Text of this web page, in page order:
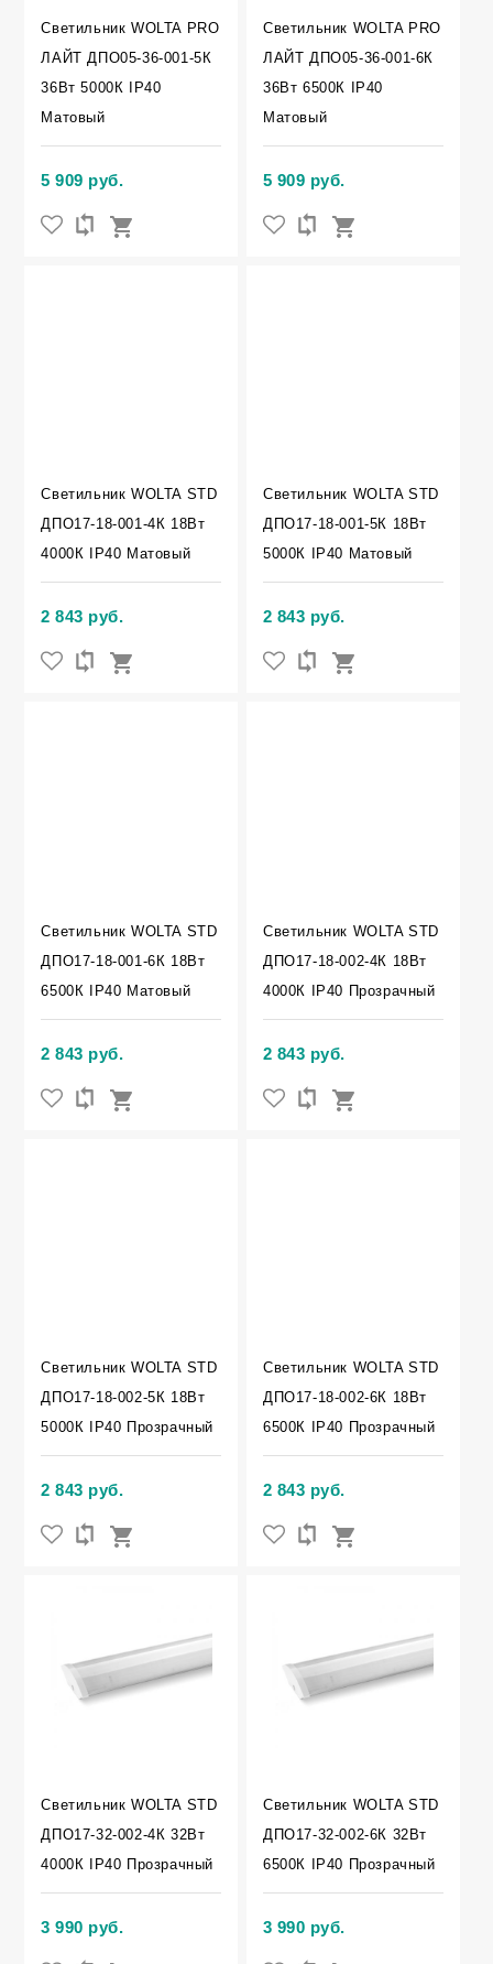
Светильник WOLTA PRO
ЛАЙТ ДПО05-36-001-5К
36Вт 5000К IP40
Матовый
5 909 руб.
Светильник WOLTA PRO
ЛАЙТ ДПО05-36-001-6К
36Вт 6500К IP40
Матовый
5 909 руб.
Светильник WOLTA STD
ДПО17-18-001-4К 18Вт
4000К IP40 Матовый
2 843 руб.
Светильник WOLTA STD
ДПО17-18-001-5К 18Вт
5000К IP40 Матовый
2 843 руб.
Светильник WOLTA STD
ДПО17-18-001-6К 18Вт
6500К IP40 Матовый
2 843 руб.
Светильник WOLTA STD
ДПО17-18-002-4К 18Вт
4000К IP40 Прозрачный
2 843 руб.
Светильник WOLTA STD
ДПО17-18-002-5К 18Вт
5000К IP40 Прозрачный
2 843 руб.
Светильник WOLTA STD
ДПО17-18-002-6К 18Вт
6500К IP40 Прозрачный
2 843 руб.
Светильник WOLTA STD
ДПО17-32-002-4К 32Вт
4000К IP40 Прозрачный
3 990 руб.
Светильник WOLTA STD
ДПО17-32-002-6К 32Вт
6500К IP40 Прозрачный
3 990 руб.